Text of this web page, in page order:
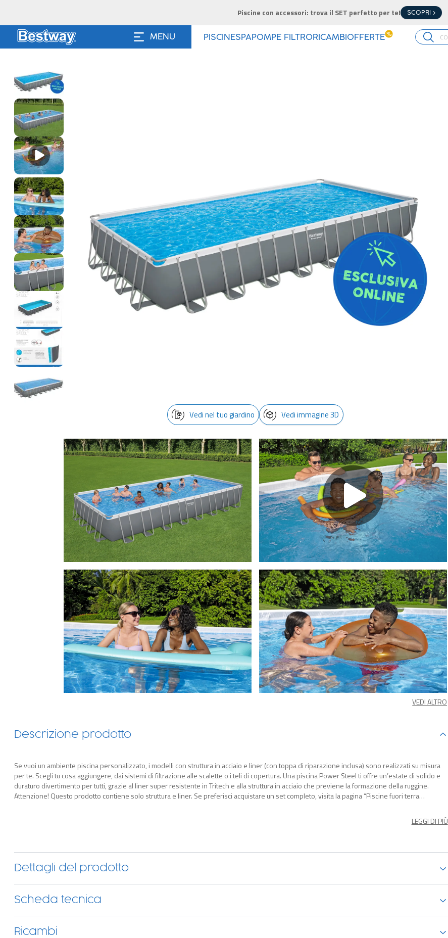
Piscine con accessori: trova il SET perfetto per te! SCOPRI >
MENU PISCINESPAPOMPE FILTRORICAMBI OFFERTE %
Vedi nel tuo giardino Vedi immagine 3D
VEDI ALTRO
Descrizione prodotto
Se vuoi un ambiente piscina personalizzato, i modelli con struttura in acciaio e liner (con toppa di riparazione inclusa) sono realizzati su misura
per te. Scegli tu cosa aggiungere, dai sistemi di filtrazione alle scalette o i teli di copertura. Una piscina Power Steel ti offre un’estate di solido e
duraturo divertimento per tutti, grazie al liner super resistente in Tritech e alla struttura in acciaio che previene la formazione della ruggine.
Attenzione! Questo prodotto contiene solo struttura e liner. Se preferisci acquistare un set completo, visita la pagina “Piscine fuori terra
LEGGI DI PIÙ
Dettagli del prodotto
Scheda tecnica
Ricambi